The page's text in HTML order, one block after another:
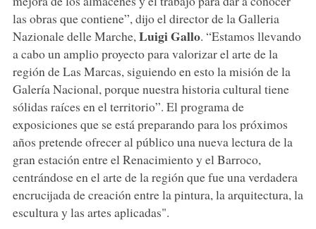
las obras que contiene”, dijo el director de la Galleria
Nazionale delle Marche, Luigi Gallo. “Estamos llevando
a cabo un amplio proyecto para valorizar el arte de la
región de Las Marcas, siguiendo en esto la misión de la
Galería Nacional, porque nuestra historia cultural tiene
sólidas raíces en el territorio”. El programa de
exposiciones que se está preparando para los próximos
años pretende ofrecer al público una nueva lectura de la
gran estación entre el Renacimiento y el Barroco,
centrándose en el arte de la región que fue una verdadera
encrucijada de creación entre la pintura, la arquitectura, la
escultura y las artes aplicadas".